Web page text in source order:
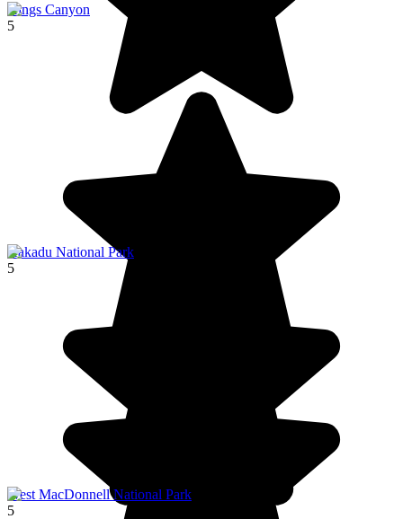
Kings Canyon
5
Kakadu National Park
5
West MacDonnell National Park
5